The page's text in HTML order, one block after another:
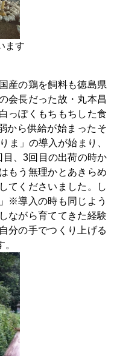
ます
産の鶏を飼料も徳島県
会長だった故・丸本昌
っぽくもちもちした食
から供給が始まったそ
ま」の導入が始まり、
、3回目の出荷の時か
もう無理かとあきらめ
てくださいました。し
※導入の時も同じよう
ながら育ててきた経験
分の手でつくり上げる